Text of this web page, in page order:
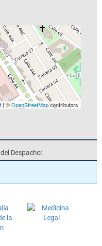
| ©OpenStreetMapcontributors
Despacho: